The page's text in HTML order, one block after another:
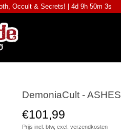
Occult & Secrets! | 4d 9h 50m 2s
DemoniaCult -
€101,99
Prijs incl. btw, excl. verzendkosten